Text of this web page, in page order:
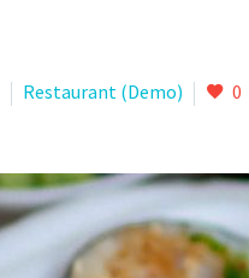
Restaurant (Demo) 0